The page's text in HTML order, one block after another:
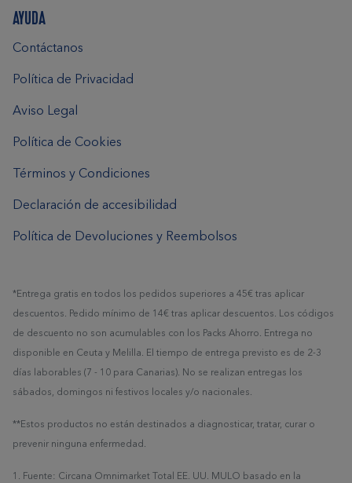
AYUDA
Contáctanos
Política de Privacidad
Aviso Legal
Política de Cookies
Términos y Condiciones
Declaración de accesibilidad
Política de Devoluciones y Reembolsos
*Entrega gratis en todos los pedidos superiores a 45€ tras aplicar
descuentos. Pedido mínimo de 14€ tras aplicar descuentos. Los códigos
de descuento no son acumulables con los Packs Ahorro. Entrega no
disponible en Ceuta y Melilla. El tiempo de entrega previsto es de 2-3
días laborables (7 - 10 para Canarias). No se realizan entregas los
sábados, domingos ni festivos locales y/o nacionales.
**Estos productos no están destinados a diagnosticar, tratar, curar o
prevenir ninguna enfermedad.
1. Fuente: Circana Omnimarket Total EE. UU. MULO basado en la